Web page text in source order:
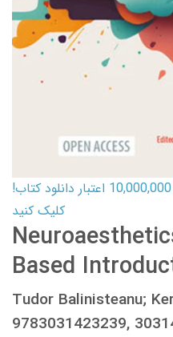
کارت اعتباری کتاب دانلود با 10,000,000 اعتبار دانلود کتاب!
کلیک کنید
Based
Tudor Balinisteanu;
9783031423239,